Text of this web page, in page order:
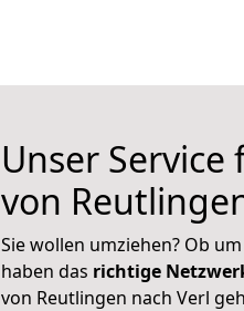
Unser
von
Sie wollen umziehen? Ob
haben das richtige
von Reutlingen nach Verl